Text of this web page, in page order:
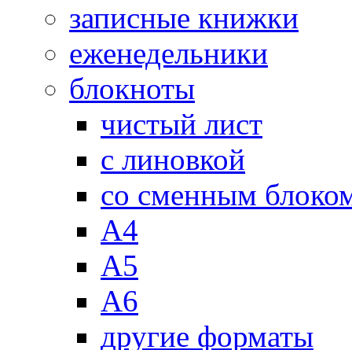
записные книжки
еженедельники
блокноты
чистый лист
с линовкой
со сменным
А4
А5
А6
другие форматы